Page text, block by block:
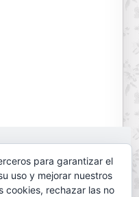
para garantizar el
uso y mejorar nuestros
cookies, rechazar las no